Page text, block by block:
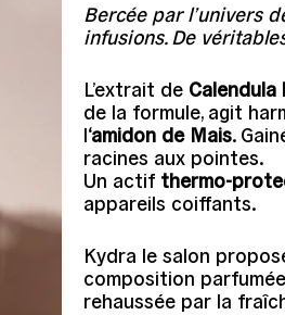
Bercée par l’univers
infusions. De
L’extrait de Calendula
de la formule, agit
l‘amidon de Mais.
racines aux pointes.
Un actif thermo-
appareils coiffants.
Kydra le salon
composition
rehaussée par la